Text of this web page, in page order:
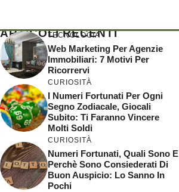
ARTICOLI RECENTI
TECNOLOGIA
Web Marketing Per Agenzie
Immobiliari: 7 Motivi Per
Ricorrervi
CURIOSITÀ
I Numeri Fortunati Per Ogni
Segno Zodiacale, Giocali
Subito: Ti Faranno Vincere
Molti Soldi
CURIOSITÀ
Numeri Fortunati, Quali Sono E
Perchè Sono Consiederati Di
Buon Auspicio: Lo Sanno In
Pochi